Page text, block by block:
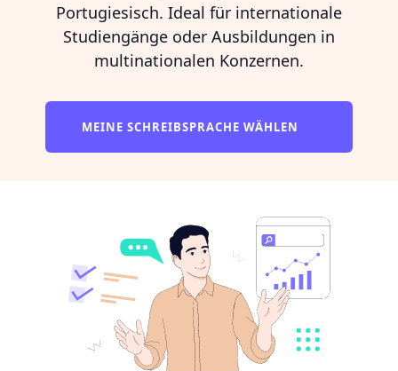
Portugiesisch. Ideal für internationale
Studiengänge oder Ausbildungen in
multinationalen Konzernen.
MEINE SCHREIBSPRACHE WÄHLEN